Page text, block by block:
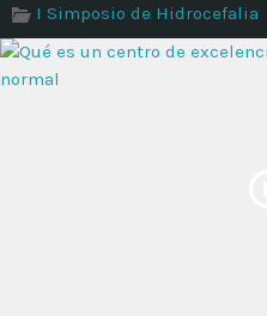
I Simposio de Hidrocefalia